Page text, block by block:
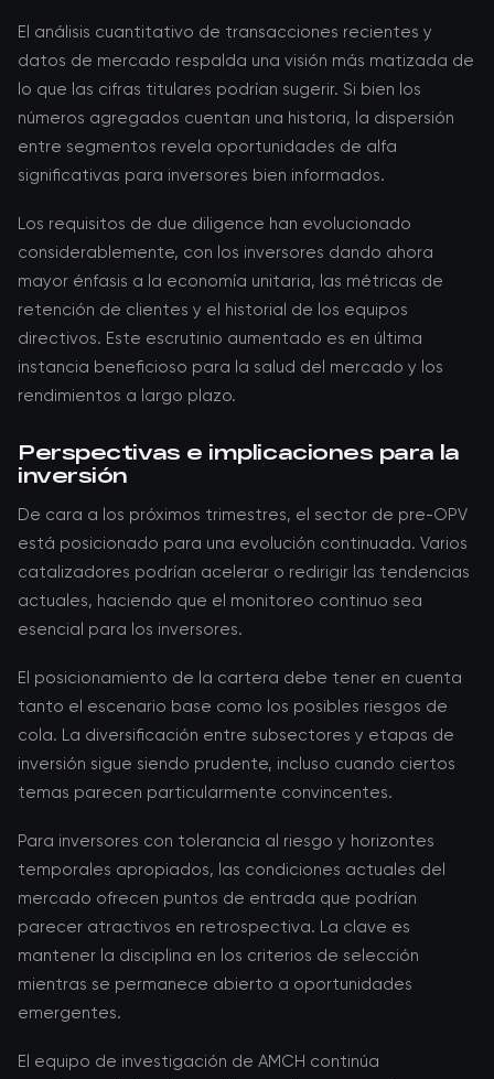
El análisis cuantitativo de transacciones recientes y
datos de mercado respalda una visión más matizada de
lo que las cifras titulares podrían sugerir. Si bien los
números agregados cuentan una historia, la dispersión
entre segmentos revela oportunidades de alfa
significativas para inversores bien informados.
Los requisitos de due diligence han evolucionado
considerablemente, con los inversores dando ahora
mayor énfasis a la economía unitaria, las métricas de
retención de clientes y el historial de los equipos
directivos. Este escrutinio aumentado es en última
instancia beneficioso para la salud del mercado y los
rendimientos a largo plazo.
Perspectivas e implicaciones para la
inversión
De cara a los próximos trimestres, el sector de pre-OPV
está posicionado para una evolución continuada. Varios
catalizadores podrían acelerar o redirigir las tendencias
actuales, haciendo que el monitoreo continuo sea
esencial para los inversores.
El posicionamiento de la cartera debe tener en cuenta
tanto el escenario base como los posibles riesgos de
cola. La diversificación entre subsectores y etapas de
inversión sigue siendo prudente, incluso cuando ciertos
temas parecen particularmente convincentes.
Para inversores con tolerancia al riesgo y horizontes
temporales apropiados, las condiciones actuales del
mercado ofrecen puntos de entrada que podrían
parecer atractivos en retrospectiva. La clave es
mantener la disciplina en los criterios de selección
mientras se permanece abierto a oportunidades
emergentes.
El equipo de investigación de AMCH continúa